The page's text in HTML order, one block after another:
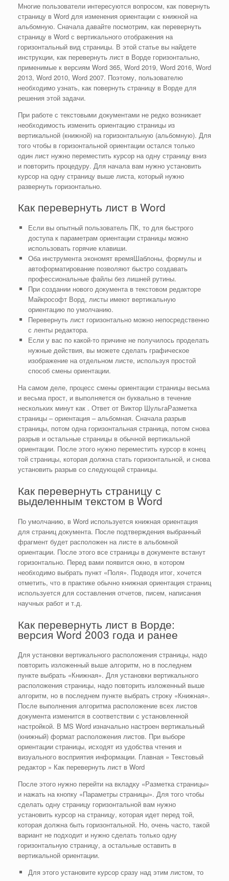
Многие пользователи интересуются вопросом, как повернуть
страницу в Word для изменения ориентации с книжной на
альбомную. Сначала давайте посмотрим, как перевернуть
страницу в Word с вертикального отображения на
горизонтальный вид страницы. В этой статье вы найдете
инструкции, как перевернуть лист в Ворде горизонтально,
применимые к версиям Word 365, Word 2019, Word 2016, Word
2013, Word 2010, Word 2007. Поэтому, пользователю
необходимо узнать, как повернуть страницу в Ворде для
решения этой задачи.
При работе с текстовыми документами не редко возникает
необходимость изменить ориентацию страницы из
вертикальной (книжной) на горизонтальную (альбомную). Для
того чтобы в горизонтальной ориентации остался только
один лист нужно переместить курсор на одну страницу вниз
и повторить процедуру. Для начала вам нужно установить
курсор на одну страницу выше листа, который нужно
развернуть горизонтально.
Как перевернуть лист в Word
Если вы опытный пользователь ПК, то для быстрого
доступа к параметрам ориентации страницы можно
использовать горячие клавиши.
Оба инструмента экономят времяШаблоны, формулы и
автоформатирование позволяют быстро создавать
профессиональные файлы без лишней рутины.
При создании нового документа в текстовом редакторе
Майкрософт Ворд, листы имеют вертикальную
ориентацию по умолчанию.
Перевернуть лист горизонтально можно непосредственно
с ленты редактора.
Если у вас по какой-то причине не получилось проделать
нужные действия, вы можете сделать графическое
изображение на отдельном листе, используя простой
способ смены ориентации.
На самом деле, процесс смены ориентации страницы весьма
и весьма прост, и выполняется он буквально в течение
нескольких минут как . Ответ от Виктор ШульгаРазметка
страницы – ориентация – альбомная. Сначала разрыв
страницы, потом одна горизонтальная страница, потом снова
разрыв и остальные страницы в обычной вертикальной
ориентации. После этого нужно переместить курсор в конец
той страницы, которая должна стать горизонтальной, и снова
установить разрыв со следующей страницы.
Как перевернуть страницу с
выделенным текстом в Word
По умолчанию, в Word используется книжная ориентация
для страниц документа. После подтверждения выбранный
фрагмент будет расположен на листе в альбомной
ориентации. После этого все страницы в документе встанут
горизонтально. Перед вами появится окно, в котором
необходимо выбрать пункт «Поля». Подводя итог, хочется
отметить, что в практике обычно книжная ориентация страниц
используется для составления отчетов, писем, написания
научных работ и т.д.
Как перевернуть лист в Ворде:
версия Word 2003 года и ранее
Для установки вертикального расположения страницы, надо
повторить изложенный выше алгоритм, но в последнем
пункте выбрать «Книжная». Для установки вертикального
расположения страницы, надо повторить изложенный выше
алгоритм, но в последнем пункте выбрать строку «Книжная».
После выполнения алгоритма расположение всех листов
документа изменится в соответствии с установленной
настройкой. В MS Word изначально настроен вертикальный
(книжный) формат расположения листов. При выборе
ориентации страницы, исходят из удобства чтения и
визуального восприятия информации. Главная » Текстовый
редактор » Как перевернуть лист в Word
После этого нужно перейти на вкладку «Разметка страницы»
и нажать на кнопку «Параметры страницы». Для того чтобы
сделать одну страницу горизонтальной вам нужно
установить курсор на страницу, которая идет перед той,
которая должна быть горизонтальной. Но, очень часто, такой
вариант не подходит и нужно сделать только одну
горизонтальную страницу, а остальные оставить в
вертикальной ориентации.
Для этого установите курсор сразу над этим листом, то